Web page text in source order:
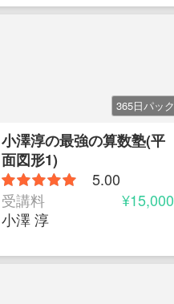
365日パック
小澤淳の最強の算数塾(平
面図形1)
5.00
受講料
¥15,000
小澤 淳